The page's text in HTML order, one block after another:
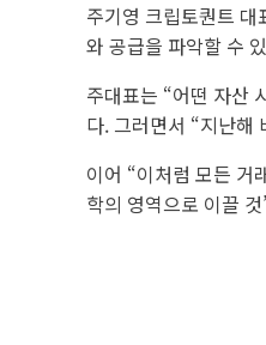
주기영 크립토퀀트
와 공급을 파악할 수
주대표는 “어떤 자산
다. 그러면서 “지난해
이어 “이처럼 모든 거
학의 영역으로 이끌